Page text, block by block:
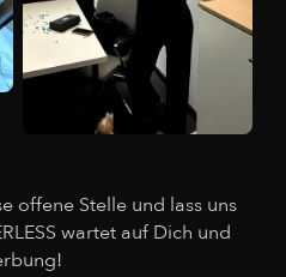
offene Stelle und lass uns
wartet auf Dich und